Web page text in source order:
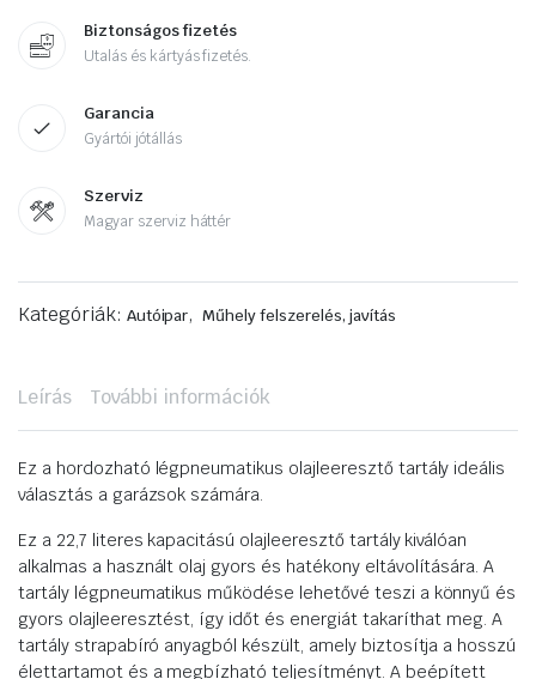
Biztonságos fizetés
Utalás és kártyás fizetés.
Garancia
Gyártói jótállás
Szerviz
Magyar szerviz háttér
Kategóriák: Autóipar, Műhely felszerelés, javítás
Leírás További információk
Ez a hordozható légpneumatikus olajleeresztő tartály ideális
választás a garázsok számára.
Ez a 22,7 literes kapacitású olajleeresztő tartály kiválóan
alkalmas a használt olaj gyors és hatékony eltávolítására. A
tartály légpneumatikus működése lehetővé teszi a könnyű és
gyors olajleeresztést, így időt és energiát takaríthat meg. A
tartály strapabíró anyagból készült, amely biztosítja a hosszú
élettartamot és a megbízható teljesítményt. A beépített